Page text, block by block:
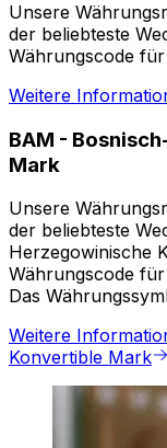
Unsere
der beliebteste
Währungscode
Weitere
BAM -
Mark
Unsere
der beliebteste
Herzegowinische
Währungscode
Das
Weitere
Konvertible Mark